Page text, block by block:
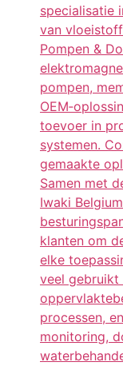
specialisatie
van
Pompen &
pompen,
toevoer in
systemen.
gemaakte
Samen met
Iwaki
klanten om
elke
veel gebruikt
processen,
monitoring,